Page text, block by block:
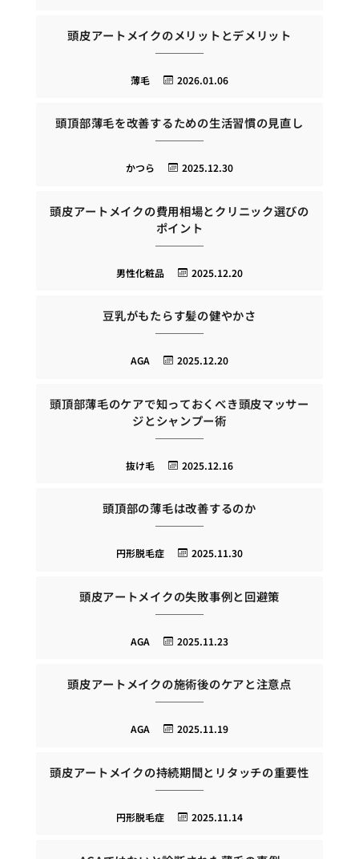
頭皮アートメイクのメリットとデメリット
2026.01.06
薄毛
頭頂部薄毛を改善するための生活習慣の見直し
2025.12.30
かつら
頭皮アートメイクの費用相場とクリニック選びの
ポイント
2025.12.20
男性化粧品
豆乳がもたらす髪の健やかさ
2025.12.20
AGA
頭頂部薄毛のケアで知っておくべき頭皮マッサー
ジとシャンプー術
2025.12.16
抜け毛
頭頂部の薄毛は改善するのか
2025.11.30
円形脱毛症
頭皮アートメイクの失敗事例と回避策
2025.11.23
AGA
頭皮アートメイクの施術後のケアと注意点
2025.11.19
AGA
頭皮アートメイクの持続期間とリタッチの重要性
2025.11.14
円形脱毛症